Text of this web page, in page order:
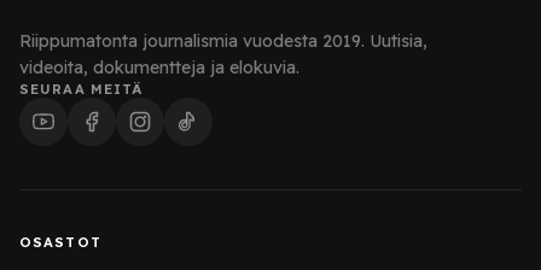
Riippumatonta journalismia vuodesta 2019. Uutisia,
videoita, dokumentteja ja elokuvia.
SEURAA MEITÄ
OSASTOT